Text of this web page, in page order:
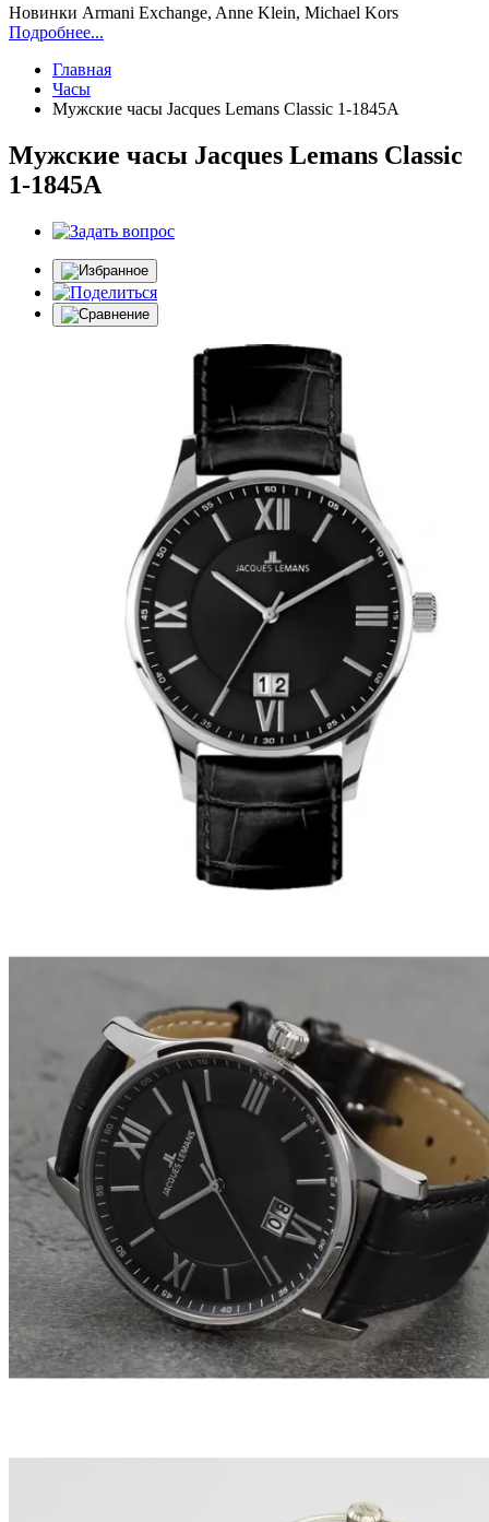
Новинки Armani Exchange, Anne Klein, Michael Kors
Подробнее...
Главная
Часы
Мужские часы Jacques Lemans Classic 1-1845A
Мужские часы Jacques Lemans Classic
1-1845A